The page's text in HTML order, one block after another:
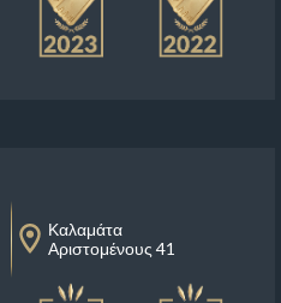
Καλαμάτα
Αριστομένους 41